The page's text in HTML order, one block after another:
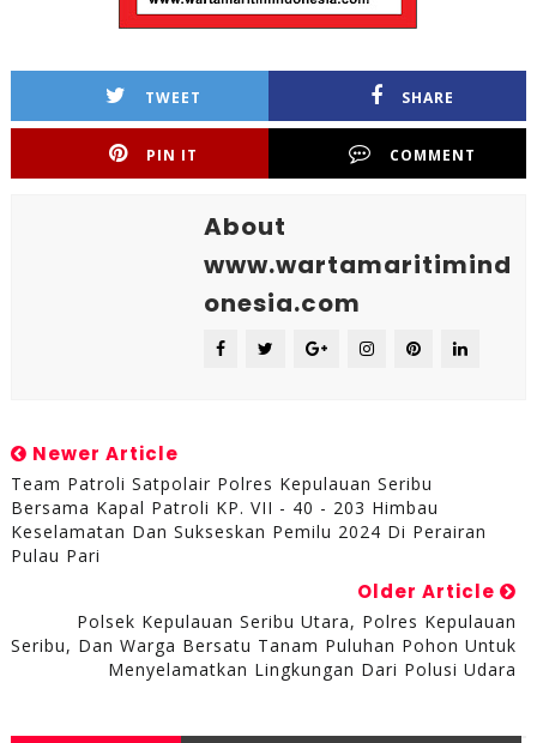
TWEET SHARE
PIN IT COMMENT
About
www.wartamaritimind
onesia.com
Newer Article
Team Patroli Satpolair Polres Kepulauan Seribu
Bersama Kapal Patroli KP. VII - 40 - 203 Himbau
Keselamatan Dan Sukseskan Pemilu 2024 Di Perairan
Pulau Pari
Older Article
Polsek Kepulauan Seribu Utara, Polres Kepulauan
Seribu, Dan Warga Bersatu Tanam Puluhan Pohon Untuk
Menyelamatkan Lingkungan Dari Polusi Udara